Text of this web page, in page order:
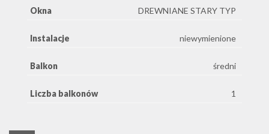
Okna DREWNIANE STARY TYP
Instalacje niewymienione
Balkon średni
Liczba balkonów 1